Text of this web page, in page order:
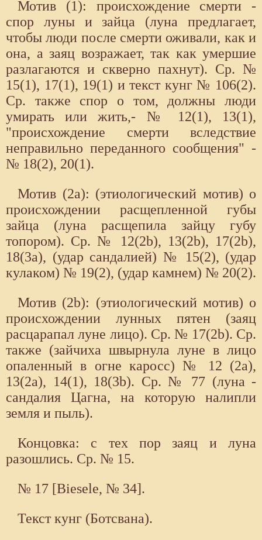
Мотив (1): происхождение смерти -
спор луны и зайца (луна предлагает,
чтобы люди после смерти оживали, как и
она, а заяц возражает, так как умершие
разлагаются и скверно пахнут). Ср. №
15(1), 17(1), 19(1) и текст кунг № 106(2).
Ср. также спор о том, должны люди
умирать или жить,- № 12(1), 13(1),
"происхождение смерти вследствие
неправильно переданного сообщения" -
№ 18(2), 20(1).
Мотив (2а): (этиологический мотив) о
происхождении расщепленной губы
зайца (луна расщепила зайцу губу
топором). Ср. № 12(2b), 13(2b), 17(2b),
18(3а), (удар сандалией) № 15(2), (удар
кулаком) № 19(2), (удар камнем) № 20(2).
Мотив (2b): (этиологический мотив) о
происхождении лунных пятен (заяц
расцарапал луне лицо). Ср. № 17(2b). Ср.
также (зайчиха швырнула луне в лицо
опаленный в огне каросс) № 12 (2а),
13(2а), 14(1), 18(3b). Ср. № 77 (луна -
сандалия Цагна, на которую налипли
земля и пыль).
Концовка: с тех пор заяц и луна
разошлись. Ср. № 15.
№ 17 [Biesele, № 34].
Текст кунг (Ботсвана).